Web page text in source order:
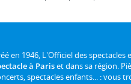
en 1946, L'Officiel des spectacles
à Pariset dans sa région.
spectacles enfants... : vous